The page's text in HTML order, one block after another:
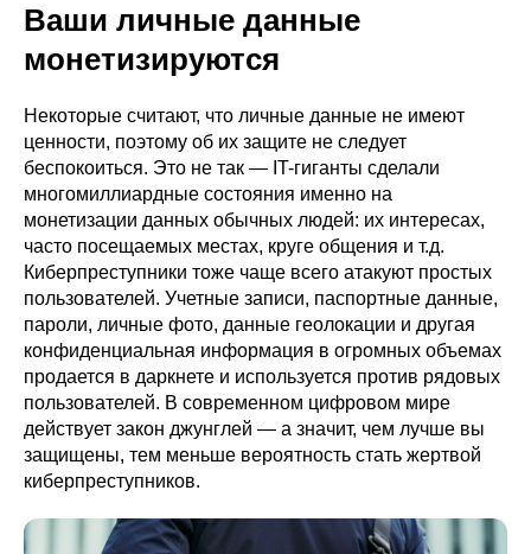
Ваши личные данные
монетизируются
Некоторые считают, что личные данные не имеют
ценности, поэтому об их защите не следует
беспокоиться. Это не так — IT-гиганты сделали
многомиллиардные состояния именно на
монетизации данных обычных людей: их интересах,
часто посещаемых местах, круге общения и т.д.
Киберпреступники тоже чаще всего атакуют простых
пользователей. Учетные записи, паспортные данные,
пароли, личные фото, данные геолокации и другая
конфиденциальная информация в огромных объемах
продается в даркнете и используется против рядовых
пользователей. В современном цифровом мире
действует закон джунглей — а значит, чем лучше вы
защищены, тем меньше вероятность стать жертвой
киберпреступников.